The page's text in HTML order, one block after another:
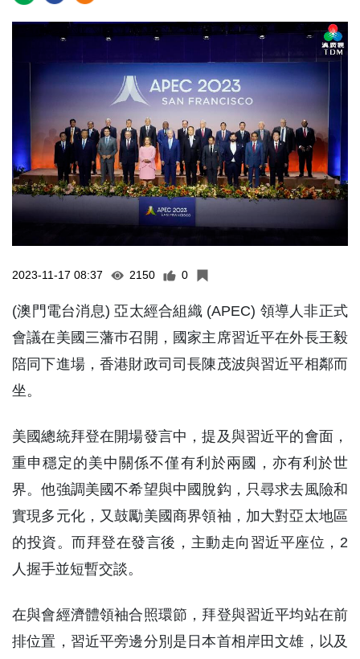
2023-11-17 08:37 2150 0
(澳門電台消息) 亞太經合組織 (APEC) 領導人非正式
會議在美國三藩巿召開，國家主席習近平在外長王毅
陪同下進場，香港財政司司長陳茂波與習近平相鄰而
坐。
美國總統拜登在開場發言中，提及與習近平的會面，
重申穩定的美中關係不僅有利於兩國，亦有利於世
界。他強調美國不希望與中國脫鈎，只尋求去風險和
實現多元化，又鼓勵美國商界領袖，加大對亞太地區
的投資。而拜登在發言後，主動走向習近平座位，2
人握手並短暫交談。
在與會經濟體領袖合照環節，拜登與習近平均站在前
排位置，習近平旁邊分別是日本首相岸田文雄，以及